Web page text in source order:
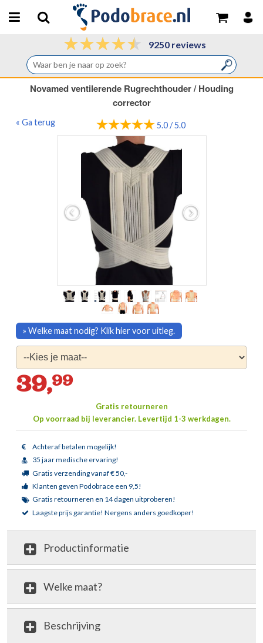
9250 reviews
Novamed ventilerende Rugrechthouder / Houding
corrector
« Ga terug 5.0 / 5.0
39,99
Gratis retourneren
Op voorraad bij leverancier.Levertijd 1-3 werkdagen.
Achteraf betalen mogelijk!
35 jaar medische ervaring!
Gratis verzending vanaf € 50,-
Klanten geven Podobrace een 9,5!
Gratis retourneren en 14 dagen uitproberen!
Laagste prijs garantie! Nergens anders goedkoper!
» Welke maat nodig? Klik hier voor uitleg.
Productinformatie
Welke maat?
Beschrijving